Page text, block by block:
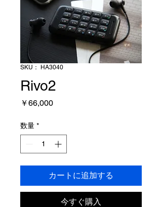
SKU： HA3040
Rivo2
￥66,000価
数量 *
カートに追加する
今すぐ購入